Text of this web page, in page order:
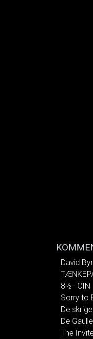
David
8½ - CIN
Sorry to
De
De
The Invite